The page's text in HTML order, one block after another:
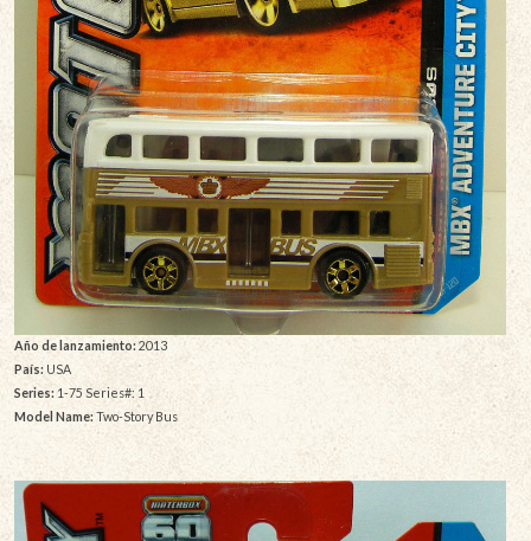
Año de lanzamiento:2013
País: USA
Series:1-75 Series#: 1
Model Name: Two-Story Bus